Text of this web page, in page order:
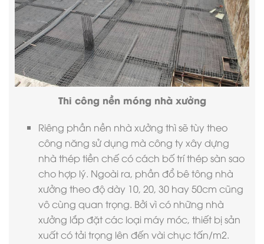
Thi công nền móng nhà xưởng
Riêng phần nền nhà xưởng thì sẽ tùy theo
công năng sử dụng mà công ty xây dựng
nhà thép tiền chế có cách bố trí thép sàn sao
cho hợp lý. Ngoài ra, phần đổ bê tông nhà
xưởng theo độ dày 10, 20, 30 hay 50cm cũng
vô cùng quan trọng. Bởi vì có những nhà
xưởng lắp đặt các loại máy móc, thiết bị sản
xuất có tải trọng lên đến vài chục tấn/m2.